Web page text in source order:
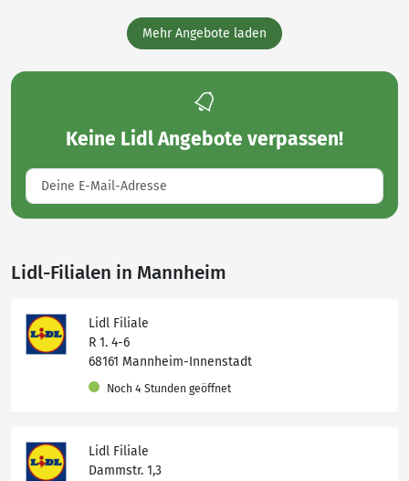
Mehr Angebote laden
Keine Lidl Angebote verpassen!
Lidl-Filialen in Mannheim
Lidl Filiale
R 1. 4-6
68161 Mannheim-Innenstadt
Noch 4 Stunden geöffnet
Lidl Filiale
Dammstr. 1,3